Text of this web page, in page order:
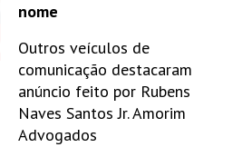
nome
Outros veículos de
comunicação destacaram
anúncio feito por Rubens
Naves Santos Jr. Amorim
Advogados